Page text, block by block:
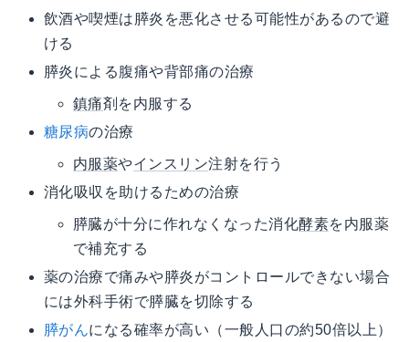
飲酒や喫煙は膵炎を悪化させる可能性があるので避
ける
膵炎による腹痛や背部痛の治療
鎮痛剤を内服する
糖尿病の治療
内服薬やインスリン注射を行う
消化吸収を助けるための治療
膵臓が十分に作れなくなった消化酵素を内服薬
で補充する
薬の治療で痛みや膵炎がコントロールできない場合
には外科手術で膵臓を切除する
膵がんになる確率が高い（一般人口の約50倍以上）